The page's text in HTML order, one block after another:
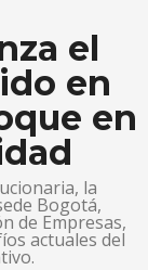
el
en
en
la
Bogotá,
de Empresas,
actuales del